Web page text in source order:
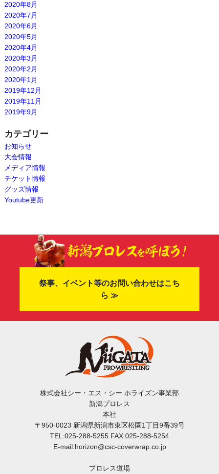
2020年8月
2020年7月
2020年6月
2020年5月
2020年4月
2020年3月
2020年2月
2020年1月
2019年12月
2019年11月
2019年9月
カテゴリー
お知らせ
大会情報
メディア情報
チケット情報
グッズ情報
Youtube更新
祭事、イベント等のお問い合わせはこち
ら ≫
株式会社シー・エス・シー ホライズン事業部
新潟プロレス
本社
〒950-0023 新潟県新潟市東区松園1丁目9番39号
TEL:025-288-5255 FAX:025-288-5254
E-mail:horizon@csc-coverwrap.co.jp
プロレス道場